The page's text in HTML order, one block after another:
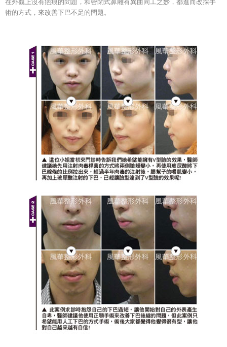
在外觀上沒有疤痕的問題，和密閉式鼻雕有異曲同工之妙，都進而改採手
術的方式，來改善下巴不足的問題。